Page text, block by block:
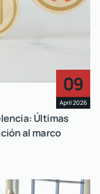
09
April 2026
Últimas
al marco